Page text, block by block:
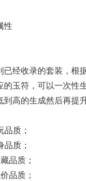
性
已经收录的套装，根
的玉符，可以一次性
高的生成然后再提
质；
质；
品质；
品质；